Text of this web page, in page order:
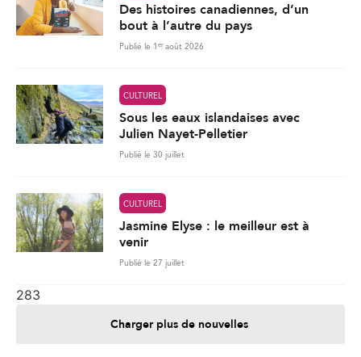
Des histoires canadiennes, d’un
bout à l’autre du pays
Publié le 1 er août 2026
CULTUREL
Sous les eaux islandaises avec
Julien Nayet-Pelletier
Publié le 30 juillet
CULTUREL
Jasmine Elyse : le meilleur est à
venir
Publié le 27 juillet
283
Charger plus de nouvelles